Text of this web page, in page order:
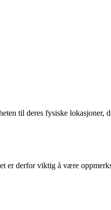
til deres fysiske lokasjoner,
er derfor viktig å være